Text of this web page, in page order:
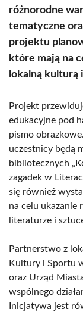
różnorodne
tematyczne
projektu
które mają na
lokalną kulturą
Projekt
edukacyjne pod
pismo
uczestnicy będą
bibliotecznych
zagadek w
się również
na celu ukazanie
literaturze i
Partnerstwo z
Kultury i Sportu
oraz Urząd
wspólnego
Inicjatywa jest